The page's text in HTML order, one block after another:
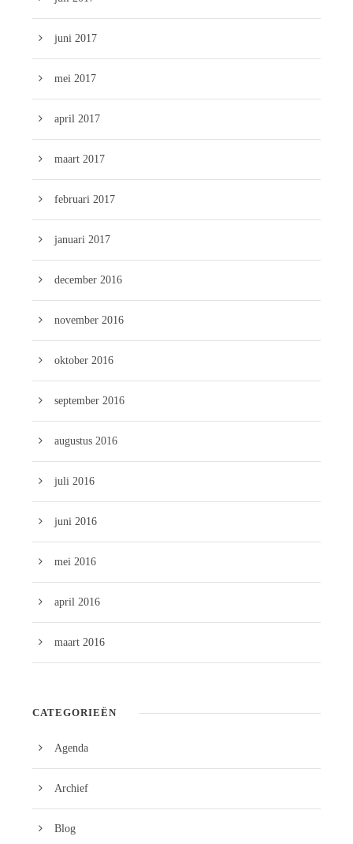
juni 2017
mei 2017
april 2017
maart 2017
februari 2017
januari 2017
december 2016
november 2016
oktober 2016
september 2016
augustus 2016
juli 2016
juni 2016
mei 2016
april 2016
maart 2016
CATEGORIEËN
Agenda
Archief
Blog